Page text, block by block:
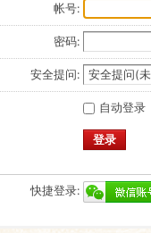
帐号:
密码:
安全提问:
自动登录
登录
快捷登录: